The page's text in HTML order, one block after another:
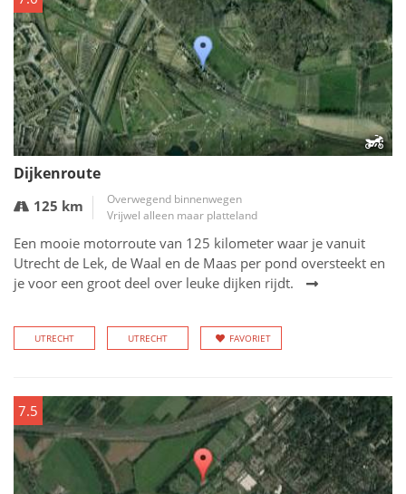
Dijkenroute
125 km
Overwegend binnenwegen
Vrijwel alleen maar platteland
Een mooie motorroute van 125 kilometer waar je vanuit
Utrecht de Lek, de Waal en de Maas per pond oversteekt en
je voor een groot deel over leuke dijken rijdt.
UTRECHT UTRECHT FAVORIET
7.5